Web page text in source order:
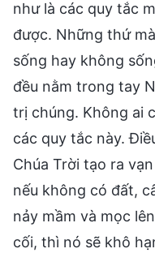
như là các quy tắc
được. Những thứ
sống hay không
đều nằm trong tay
trị chúng. Không ai
các quy tắc này.
Chúa Trời tạo ra
nếu không có đất,
nảy mầm và mọc
cối, thì nó sẽ khô